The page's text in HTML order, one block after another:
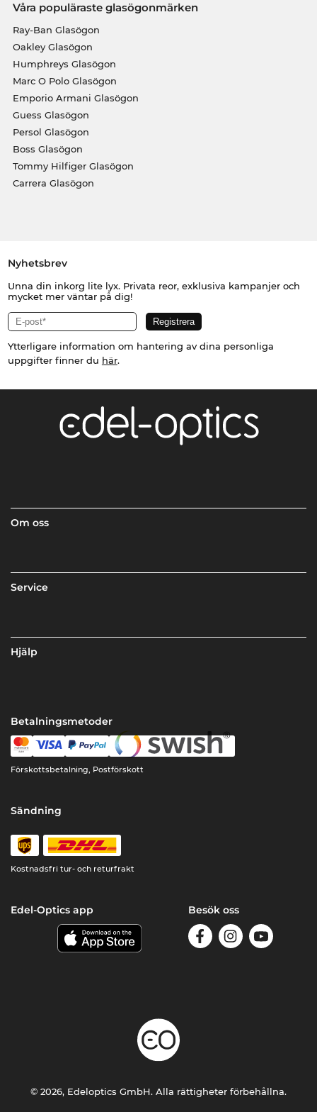
Våra populäraste glasögonmärken
Ray-Ban Glasögon
Oakley Glasögon
Humphreys Glasögon
Marc O Polo Glasögon
Emporio Armani Glasögon
Guess Glasögon
Persol Glasögon
Boss Glasögon
Tommy Hilfiger Glasögon
Carrera Glasögon
Nyhetsbrev
Unna din inkorg lite lyx. Privata reor, exklusiva kampanjer och
mycket mer väntar på dig!
Ytterligare information om hantering av dina personliga
uppgifter finner du här.
Om oss
Service
Hjälp
Betalningsmetoder
Förskottsbetalning, Postförskott
Sändning
Kostnadsfri tur- och returfrakt
Edel-Optics app Besök oss
© 2026, Edeloptics GmbH. Alla rättigheter förbehållna.